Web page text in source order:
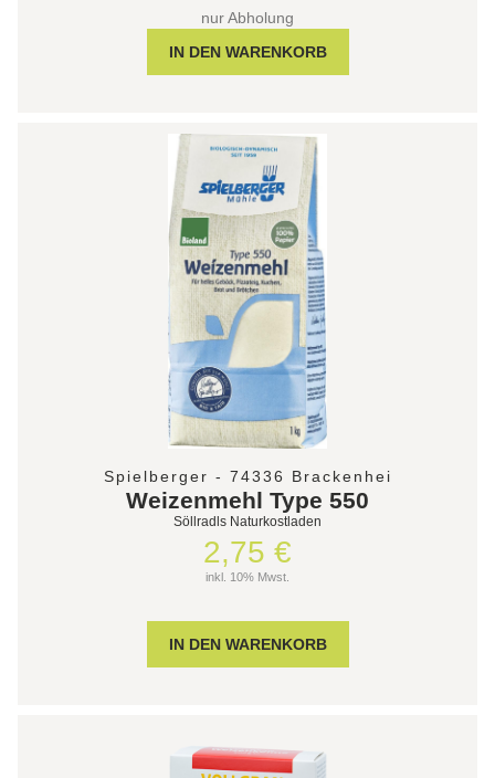
nur Abholung
Spielberger - 74336 Brackenhei
Weizenmehl Type 550
Söllradls Naturkostladen
2,75 €
inkl. 10% Mwst.